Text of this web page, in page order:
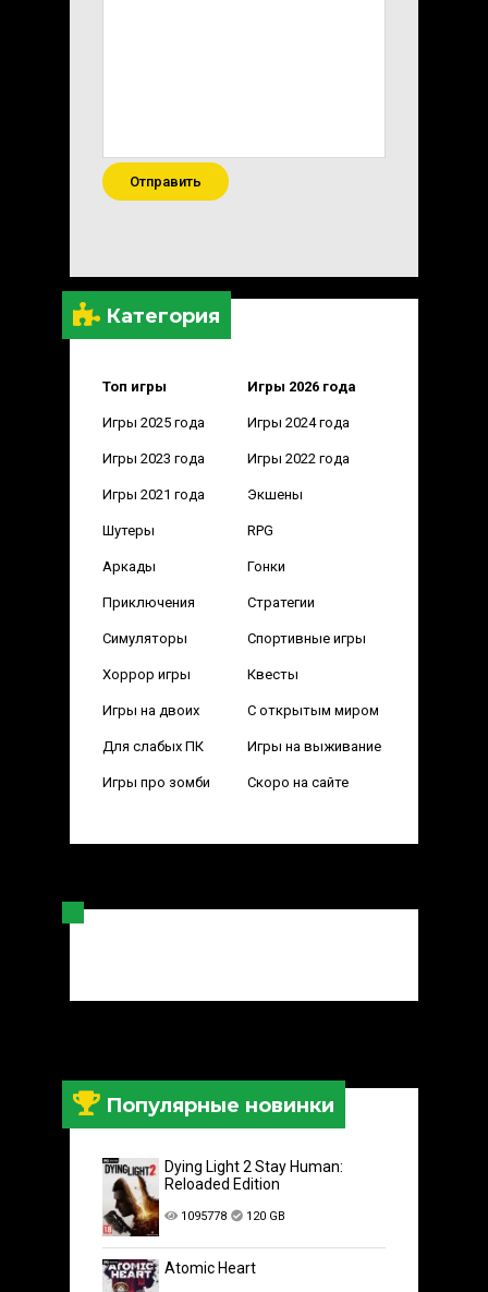
Категория
Топ игры Игры 2026 года
Игры 2025 года Игры 2024 года
Игры 2023 года Игры 2022 года
Игры 2021 года Экшены
Шутеры RPG
Аркады Гонки
Приключения Стратегии
Симуляторы Спортивные игры
Хоррор игры Квесты
Игры на двоих С открытым миром
Для слабых ПК Игры на выживание
Игры про зомби Скоро на сайте
Популярные новинки
Dying Light 2 Stay Human:
Reloaded Edition
1095778 120 GB
Atomic Heart
Отправить